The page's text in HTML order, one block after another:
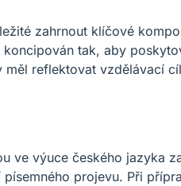
zahrnout klíčové
tak, aby
reflektovat vzdělávací
ve výuce českého jazyka
projevu. Při